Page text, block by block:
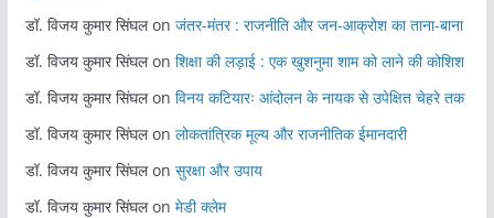
डॉ. विजय कुमार सिंघलon जंतर-मंतर : राजनीति और जन-आक्रोश का ताना-बाना
डॉ. विजय कुमार सिंघलon शिक्षा की लड़ाई : एक खुशनुमा शाम को लाने की कोशिश
डॉ. विजय कुमार सिंघलon विनय कटियारः आंदोलन के नायक से उपेक्षित चेहरे तक
डॉ. विजय कुमार सिंघलon लोकतांत्रिक मूल्य और राजनीतिक ईमानदारी
डॉ. विजय कुमार सिंघलon सुरक्षा और उपाय
डॉ. विजय कुमार सिंघलon मेडी क्लेम